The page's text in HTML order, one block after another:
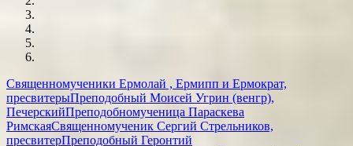
Священномученики Ермолай , Ермипп и Ермократ,
пресвитерыПреподобный Моисей Угрин (венгр),
ПечерскийПреподобномученица Параскева
РимскаяСвященномученик Сергий Стрельников,
пресвитерПреподобный Геронтий